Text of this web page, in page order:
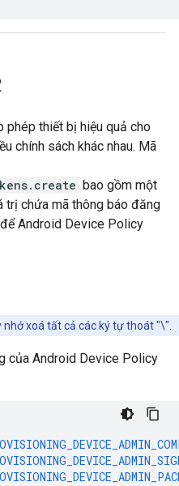
phép thiết bị hiệu quả cho
chính sách khác nhau. Mã
bao gồm một
chứa mã thông báo đăng
Android Device Policy
nhớ xoá tất cả các ký tự thoát "\".
của Android Device Policy